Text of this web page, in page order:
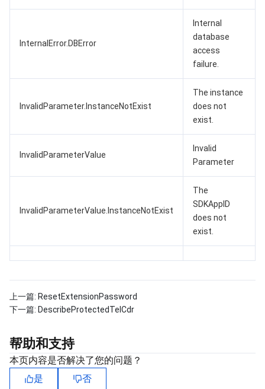
InternalError.DBError
Internal
database
access
failure.
InvalidParameter.InstanceNotExist
The instance
does not
exist.
InvalidParameterValue
Invalid
Parameter
InvalidParameterValue.InstanceNotExist
The
SDKAppID
does not
exist.
上一篇: ResetExtensionPassword
下一篇: DescribeProtectedTelCdr
帮助和支持
本页内容是否解决了您的问题？
是
否